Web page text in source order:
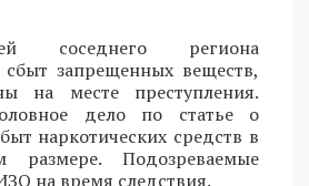
соседнего региона
запрещенных веществ,
на месте преступления.
дело по статье о
наркотических средств в
размере. Подозреваемые
на время следствия.